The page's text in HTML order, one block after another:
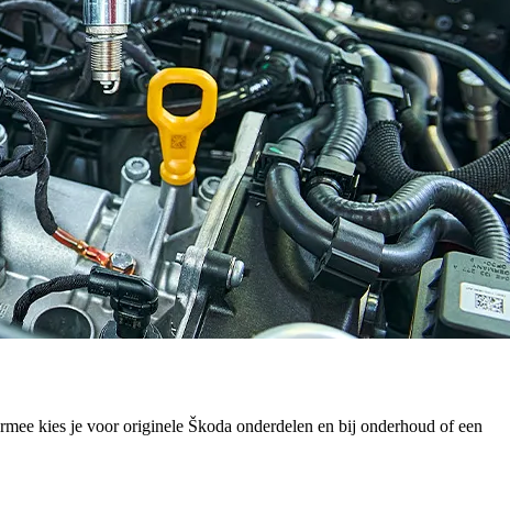
kies je voor originele Škoda onderdelen en bij onderhoud of een